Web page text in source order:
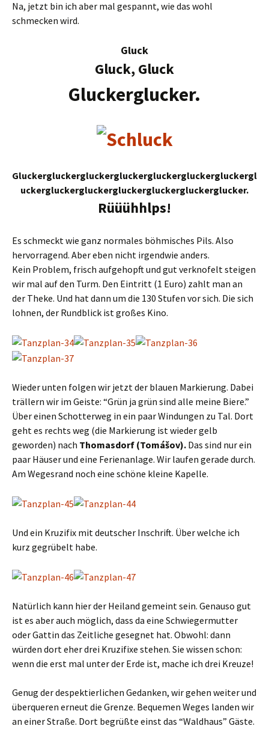
Na, jetzt bin ich aber mal gespannt, wie das wohl
schmecken wird.
Gluck
Gluck, Gluck
Gluckerglucker.
Gluckergluckergluckergluckergluckergluckergluckergl
uckergluckergluckergluckergluckergluckerglucker.
Rüüühhlps!
Es schmeckt wie ganz normales böhmisches Pils. Also
hervorragend. Aber eben nicht irgendwie anders.
Kein Problem, frisch aufgehopft und gut verknofelt steigen
wir mal auf den Turm. Den Eintritt (1 Euro) zahlt man an
der Theke. Und hat dann um die 130 Stufen vor sich. Die sich
lohnen, der Rundblick ist großes Kino.
Wieder unten folgen wir jetzt der blauen Markierung. Dabei
trällern wir im Geiste: “Grün ja grün sind alle meine Biere.”
Über einen Schotterweg in ein paar Windungen zu Tal. Dort
geht es rechts weg (die Markierung ist wieder gelb
geworden) nach Thomasdorf (Tomášov). Das sind nur ein
paar Häuser und eine Ferienanlage. Wir laufen gerade durch.
Am Wegesrand noch eine schöne kleine Kapelle.
Und ein Kruzifix mit deutscher Inschrift. Über welche ich
kurz gegrübelt habe.
Natürlich kann hier der Heiland gemeint sein. Genauso gut
ist es aber auch möglich, dass da eine Schwiegermutter
oder Gattin das Zeitliche gesegnet hat. Obwohl: dann
würden dort eher drei Kruzifixe stehen. Sie wissen schon:
wenn die erst mal unter der Erde ist, mache ich drei Kreuze!
Genug der despektierlichen Gedanken, wir gehen weiter und
überqueren erneut die Grenze. Bequemen Weges landen wir
an einer Straße. Dort begrüßte einst das “Waldhaus” Gäste.